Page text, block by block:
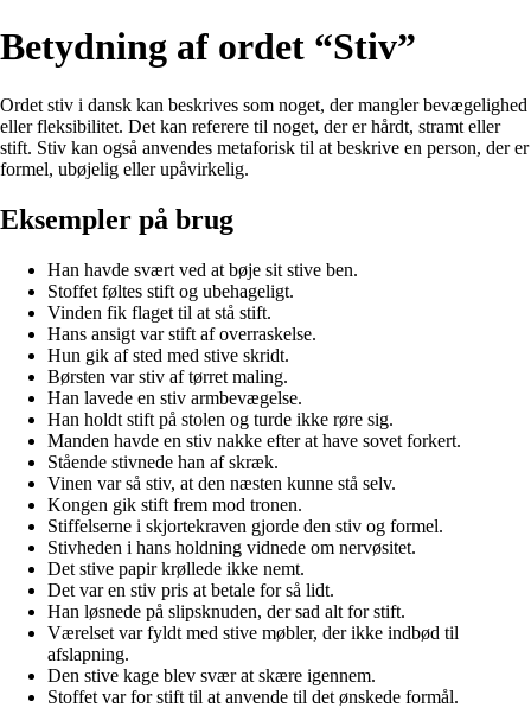
Betydning af ordet “Stiv”
Ordet stiv i dansk kan beskrives som noget, der mangler bevægelighed
eller fleksibilitet. Det kan referere til noget, der er hårdt, stramt eller
stift. Stiv kan også anvendes metaforisk til at beskrive en person, der er
formel, ubøjelig eller upåvirkelig.
Eksempler på brug
Han havde svært ved at bøje sit stive ben.
Stoffet føltes stift og ubehageligt.
Vinden fik flaget til at stå stift.
Hans ansigt var stift af overraskelse.
Hun gik af sted med stive skridt.
Børsten var stiv af tørret maling.
Han lavede en stiv armbevægelse.
Han holdt stift på stolen og turde ikke røre sig.
Manden havde en stiv nakke efter at have sovet forkert.
Stående stivnede han af skræk.
Vinen var så stiv, at den næsten kunne stå selv.
Kongen gik stift frem mod tronen.
Stiffelserne i skjortekraven gjorde den stiv og formel.
Stivheden i hans holdning vidnede om nervøsitet.
Det stive papir krøllede ikke nemt.
Det var en stiv pris at betale for så lidt.
Han løsnede på slipsknuden, der sad alt for stift.
Værelset var fyldt med stive møbler, der ikke indbød til
afslapning.
Den stive kage blev svær at skære igennem.
Stoffet var for stift til at anvende til det ønskede formål.